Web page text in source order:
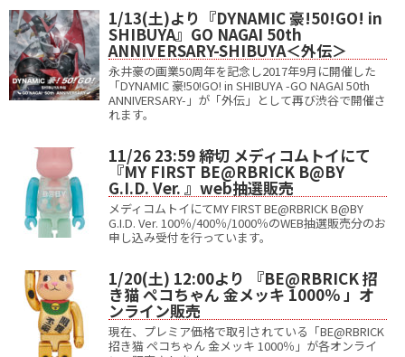
1/13(土)より『DYNAMIC 豪!50!GO! in
SHIBUYA』GO NAGAI 50th
ANNIVERSARY-SHIBUYA＜外伝＞
永井豪の画業50周年を記念し2017年9月に開催した
「DYNAMIC 豪!50!GO! in SHIBUYA -GO NAGAI 50th
ANNIVERSARY-」が「外伝」として再び渋谷で開催さ
れます。
11/26 23:59 締切 メディコムトイにて
『MY FIRST BE@RBRICK B@BY
G.I.D. Ver. 』web抽選販売
メディコムトイにてMY FIRST BE@RBRICK B@BY
G.I.D. Ver. 100％/400％/1000％のWEB抽選販売分のお
申し込み受付を行っています。
1/20(土) 12:00より 『BE@RBRICK 招
き猫 ペコちゃん 金メッキ 1000％ 」オ
ンライン販売
現在、プレミア価格で取引されている「BE@RBRICK
招き猫 ペコちゃん 金メッキ 1000％」が各オンライ